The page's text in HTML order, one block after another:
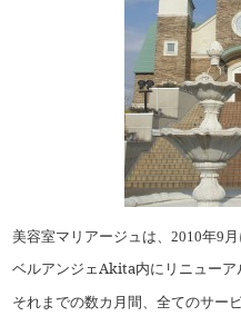
美容室マリアージュは、2010年9
ベルアンジェAkita内にリニューア
それまでの数カ月間、全てのサー